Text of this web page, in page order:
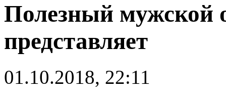
Полезный мужской
представляет
01.10.2018, 22:11